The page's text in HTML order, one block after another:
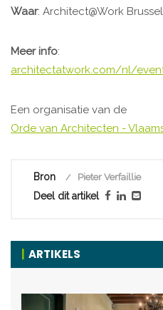
Waar: Architect@Work Brussel
Meer info:
architectatwork.com/nl/
Een organisatie van de
Orde van Architecten -
Bron Pieter Verfaillie
Deel dit artikel
ARTIKELS